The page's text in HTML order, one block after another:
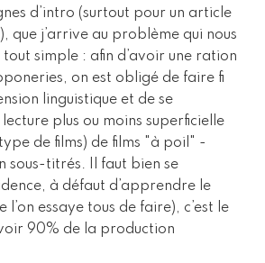
d’intro (surtout pour un article
que j’arrive au problème qui nous
tout simple : afin d’avoir une ration
on est obligé de faire fi
linguistique et de se
lecture plus ou moins superficielle
de films) de films "à poil" -
sous-titrés. Il faut bien se
à défaut d’apprendre le
l’on essaye tous de faire), c’est le
90% de la production